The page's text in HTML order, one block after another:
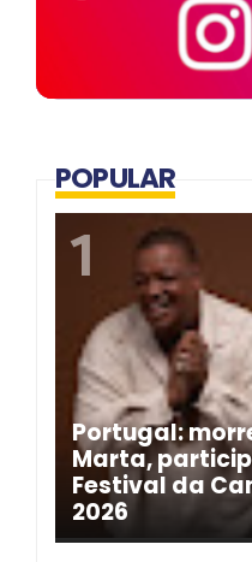
POPULAR
Portugal:
Marta,
Festival da
2026